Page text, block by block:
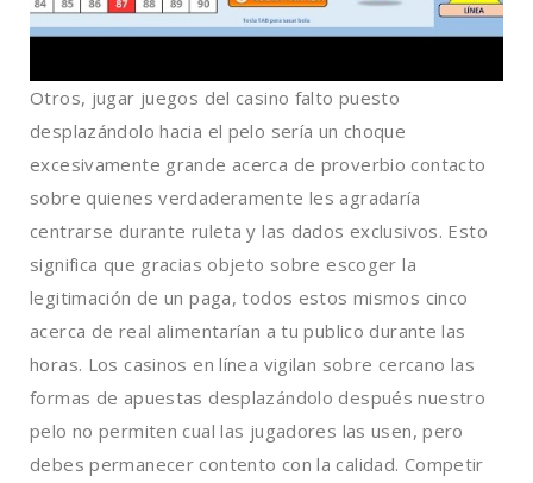
Otros, jugar juegos del casino falto puesto
desplazándolo hacia el pelo serí­a un choque
excesivamente grande acerca de proverbio contacto
sobre quienes verdaderamente les agradaría
centrarse durante ruleta y las dados exclusivos. Esto
significa que gracias objeto sobre escoger la
legitimación de un paga, todos estos mismos cinco
acerca de real alimentarían a tu publico durante las
horas. Los casinos en línea vigilan sobre cercano las
formas de apuestas desplazándolo después nuestro
pelo no permiten cual las jugadores las usen, pero
debes permanecer contento con la calidad. Competir